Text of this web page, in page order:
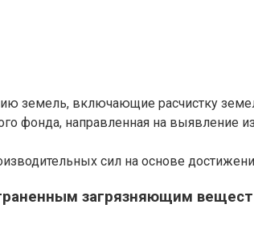
земель, включающие расчистку
фонда, направленная на выявление
сил на основе
загрязняющим